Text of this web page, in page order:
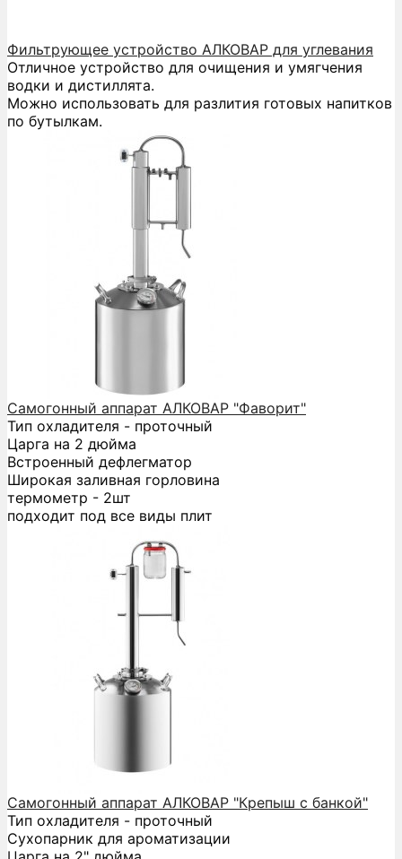
Фильтрующее устройство АЛКОВАР для углевания
Отличное устройство для очищения и умягчения
водки и дистиллята.
Можно использовать для разлития готовых напитков
по бутылкам.
Самогонный аппарат АЛКОВАР "Фаворит"
Тип охладителя - проточный
Царга на 2 дюйма
Встроенный дефлегматор
Широкая заливная горловина
термометр - 2шт
подходит под все виды плит
Самогонный аппарат АЛКОВАР "Крепыш с банкой"
Тип охладителя - проточный
Сухопарник для ароматизации